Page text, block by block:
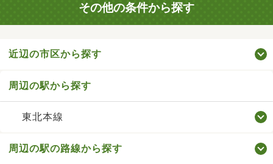
その他の条件から探す
近辺の市区から探す
周辺の駅から探す
東北本線
周辺の駅の路線から探す